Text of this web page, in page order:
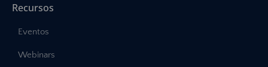
Recursos
Eventos
Webinars